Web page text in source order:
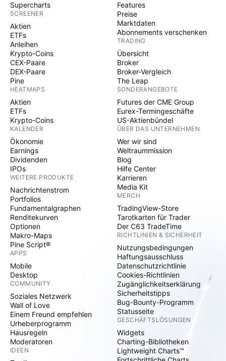
Supercharts
SCREENER
Aktien
ETFs
Anleihen
Krypto-Coins
CEX-Paare
DEX-Paare
Pine
HEATMAPS
Aktien
ETFs
Krypto-Coins
KALENDER
Ökonomie
Earnings
Dividenden
IPOs
WEITERE PRODUKTE
Nachrichtenstrom
Portfolios
Fundamentalgraphen
Renditekurven
Optionen
Makro-Maps
Pine Script®
APPS
Mobile
Desktop
COMMUNITY
Soziales Netzwerk
Wall of Love
Einem Freund empfehlen
Urheberprogramm
Hausregeln
Moderatoren
IDEEN
Features
Preise
Marktdaten
Abonnements verschenken
TRADING
Übersicht
Broker
Broker-Vergleich
The Leap
SONDERANGEBOTE
Futures der CME Group
Eurex-Termingeschäfte
US-Aktienbündel
ÜBER DAS UNTERNEHMEN
Wer wir sind
Weltraummission
Blog
Hilfe Center
Karrieren
Media Kit
MERCH
TradingView-Store
Tarotkarten für Trader
Der C63 TradeTime
RICHTLINIEN & SICHERHEIT
Nutzungsbedingungen
Haftungsausschluss
Datenschutzrichtlinie
Cookies-Richtlinien
Zugänglichkeitserklärung
Sicherheitstipps
Bug-Bounty-Programm
Statusseite
GESCHÄFTSLÖSUNGEN
Widgets
Charting-Bibliotheken
Lightweight Charts™